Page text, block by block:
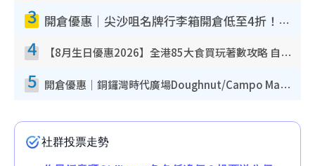
3 開倉優惠｜尖沙咀名牌行李箱開倉低至4折！一連5日 American Tourister/ace./Hallmark $200起！
4 【8月生日優惠2026】全港85大食買玩著數攻略 自助餐/火鍋放題同行免費＋誠品/DONKI送現金券
5 開倉優惠｜銅鑼灣時代廣場Doughnut/Campo Marzio開倉低至1折！背囊、書包、手袋劈價$200起